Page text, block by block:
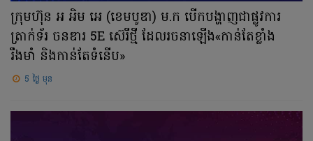
ក្រុមហ៊ុន អ អិម អេ (ខេមបូឌា) ម.ក បើកបង្ហាញជាផ្លូវការ
ត្រាក់ទ័រ ចនឌារ 5E ស៊េរីថ្មី ដែលរចនាឡើង«កាន់តែខ្លាំង
រឹងមាំ និងកាន់តែទំនើប»
5 ថ្ងៃ មុន